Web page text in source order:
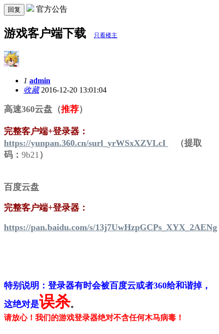
回复 官方公告
游戏客户端下载 只看楼主
1 admin
收藏2016-12-20 13:01:04
高速360云盘（推荐）
完整客户端+登录器：
https://yunpan.360.cn/surl_yrWSxXZVLcI
（提取
码： 9b21 ）
百度云盘
完整客户端+登录器：
https://pan.baidu.com/s/13j7UwHzpGCPs_XYX_2AENg
特别说明：登录器有时会被百度云或者360给和谐掉，
这绝对是误杀。
请放心！我们的游戏登录器绝对不含任何木马病毒！